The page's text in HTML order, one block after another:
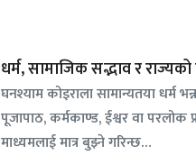
धर्म, सामाजिक सद्भाव र राज्यको
घनश्याम कोइराला सामान्यतया धर्म
पूजापाठ, कर्मकाण्ड, ईश्वर वा परलोक
माध्यमलाई मात्र बुझ्ने गरिन्छ…